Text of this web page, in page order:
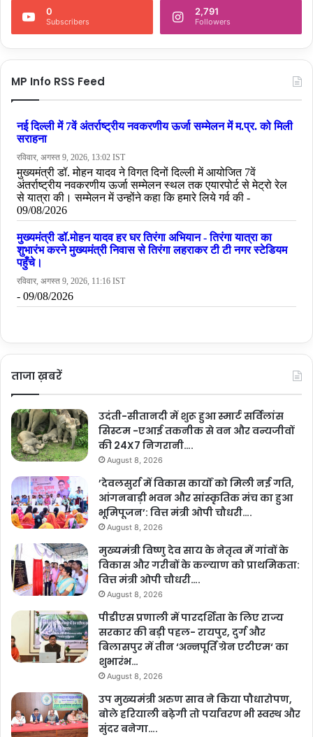
0
Subscribers
2,791
Followers
MP Info RSS Feed
ताजा ख़बरें
उदंती-सीतानदी में शुरू हुआ स्मार्ट सर्विलांस
सिस्टम -एआई तकनीक से वन और वन्यजीवों
की 24X7 निगरानी….
August 8, 2026
’देवलसुर्रा में विकास कार्यों को मिली नई गति,
आंगनबाड़ी भवन और सांस्कृतिक मंच का हुआ
भूमिपूजन’: वित्त मंत्री ओपी चौधरी….
August 8, 2026
मुख्यमंत्री विष्णु देव साय के नेतृत्व में गांवों के
विकास और गरीबों के कल्याण को प्राथमिकता:
वित्त मंत्री ओपी चौधरी….
August 8, 2026
पीडीएस प्रणाली में पारदर्शिता के लिए राज्य
सरकार की बड़ी पहल- रायपुर, दुर्ग और
बिलासपुर में तीन ‘अन्नपूर्ति ग्रेन एटीएम‘ का
शुभारंभ…
August 8, 2026
उप मुख्यमंत्री अरुण साव ने किया पौधारोपण,
बोले हरियाली बढ़ेगी तो पर्यावरण भी स्वस्थ और
सुंदर बनेगा….